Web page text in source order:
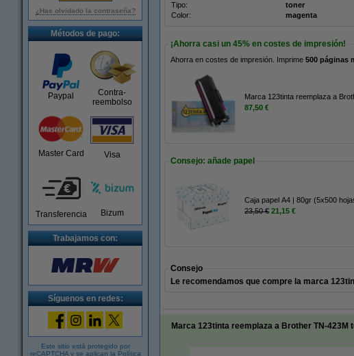
¿Has olvidado la contraseña?
Métodos de pago:
Paypal
Contra-
reembolso
Master Card Visa
Transferencia Bizum
Trabajamos con:
Síguenos en redes:
Este sitio está protegido por
reCAPTCHA y se aplican la Política
Tipo:
toner
Color:
magenta
¡Ahorra casi un 45% en costes de impresión!
Ahorra en costes de impresión. Imprime 500 páginas
Marca 123tinta reemplaza a
87,50 €
Consejo: añade papel
Caja papel A4 | 80gr (5x500
23,50 € 21,15 €
Consejo
Le recomendamos que compre la marca
Marca 123tinta reemplaza a Brother TN-423M